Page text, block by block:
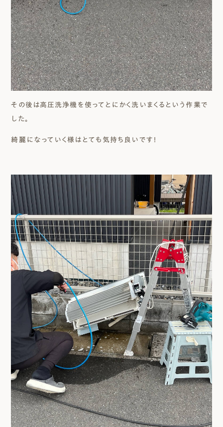
その後は高圧洗浄機を使ってとにかく洗いまくるという作業で
した。
綺麗になっていく様はとても気持ち良いです！